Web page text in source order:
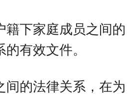
籍下家庭成员之间的
有效文件。
间的法律关系，在为